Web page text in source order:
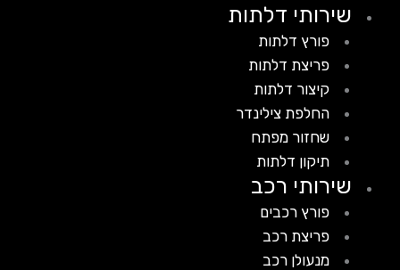
שירותי דלתות
פורץ דלתות
פריצת דלתות
קיצור דלתות
החלפת צילינדר
שחזור מפתח
תיקון דלתות
שירותי רכב
פורץ רכבים
פריצת רכב
מנעולן רכב